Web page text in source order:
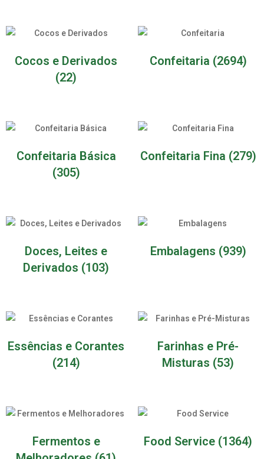
Cocos e Derivados
(22)
Confeitaria (2694)
Confeitaria Básica
(305)
Confeitaria Fina (279)
Doces, Leites e
Derivados (103)
Embalagens (939)
Essências e Corantes
(214)
Farinhas e Pré-
Misturas (53)
Fermentos e
Food Service (1364)